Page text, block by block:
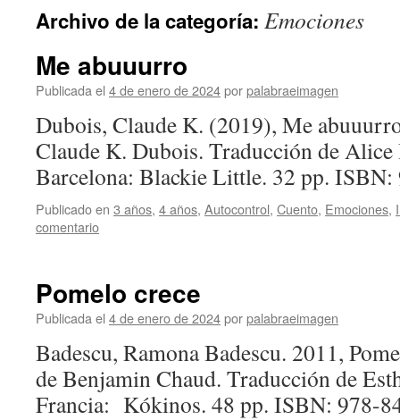
Archivo de la categoría: Emociones
Me abuuurro
Publicada el 4 de enero de 2024porpalabraeimagen
Dubois, Claude K. (2019), Me
Claude K. Dubois. Traducción de
Barcelona: Blackie Little. 32 pp.
Publicado en 3 años, 4 años, Autocontrol, Cuento, Emociones,
comentario
Pomelo crece
Publicada el 4 de enero de 2024porpalabraeimagen
Badescu, Ramona Badescu. 2011,
de Benjamin Chaud. Traducción de
Francia: Kókinos. 48 pp. ISBN: 978-